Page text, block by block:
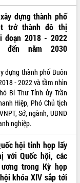
dựng thành phố
trở thành đô thị
đoạn 2018 - 2022
năm 2030
dựng thành phố Buôn
- 2022 và tầm nhìn
Bí Thư Tỉnh ủy Trần
Hiệp, Phó Chủ tịch
Sở, ngành, UBND
nghiệp.
hội tỉnh họp lấy
với Quốc hội, các
trong Kỳ họp
khóa XIV sắp tới